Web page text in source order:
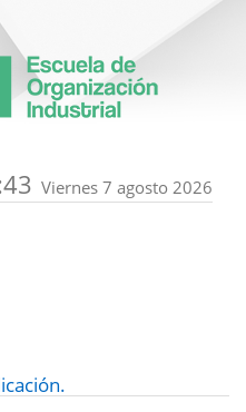
Viernes 7 agosto 2026